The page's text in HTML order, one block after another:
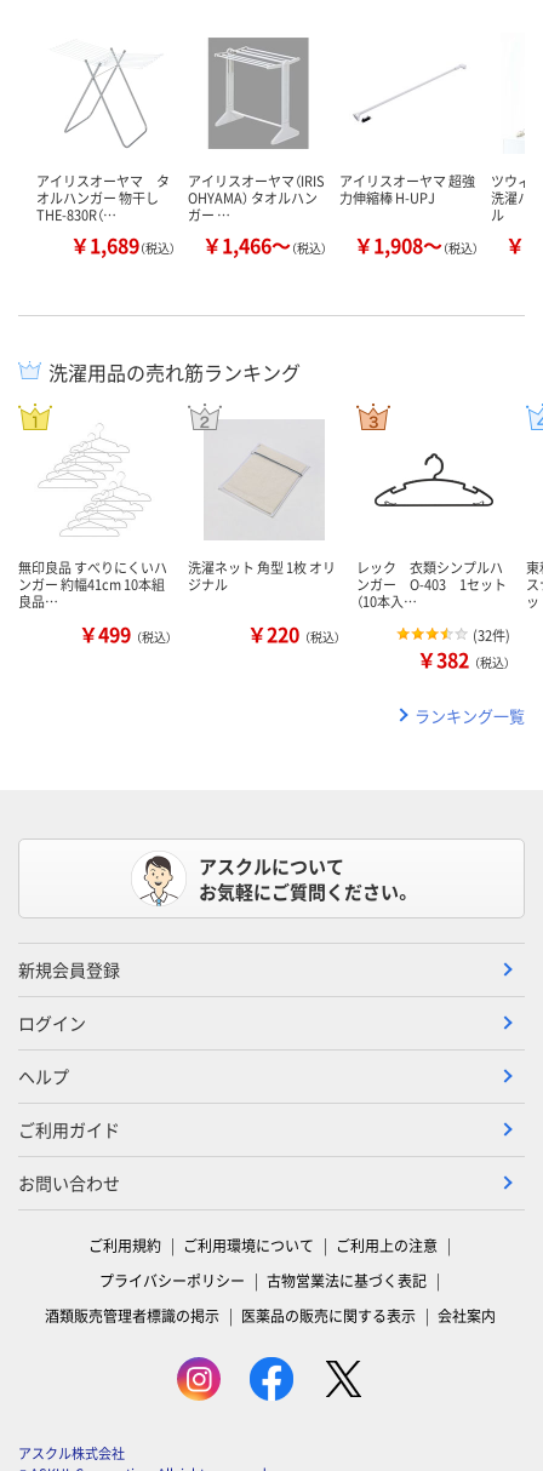
アイリスオーヤマ タ
オルハンガー 物干し
THE-830R（…
￥1,689（税込）
アイリスオーヤマ（IRIS
OHYAMA） タオルハン
ガー …
￥1,466～（税込）
アイリスオーヤマ 超強
力伸縮棒 H-UPJ
￥1,908～（税込）
ツウィ
洗濯ハ
ル
￥
洗濯用品の売れ筋ランキング
無印良品 すべりにくいハ
ンガー 約幅41cm 10本組
良品…
￥499 （税込）
洗濯ネット 角型 1枚 オリ
ジナル
￥220 （税込）
レック 衣類シンプルハ
ンガー O-403 1セット
（10本入…
(32件)
￥382 （税込）
東
ランキング一覧
アスクルについて
お気軽にご質問ください。
新規会員登録
ログイン
ヘルプ
ご利用ガイド
お問い合わせ
ご利用規約 ご利用環境について
ご利用上の注意
プライバシーポリシー
古物営業法に基づく表記
酒類販売管理者標識の掲示
医薬品の販売に関する表示 会社案内
アスクル株式会社